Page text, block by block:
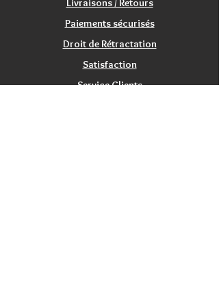
échange/retour 20 jours.
Livraisons / Retours
Paiements sécurisés
Droit de Rétractation
Satisfaction
Service Clients